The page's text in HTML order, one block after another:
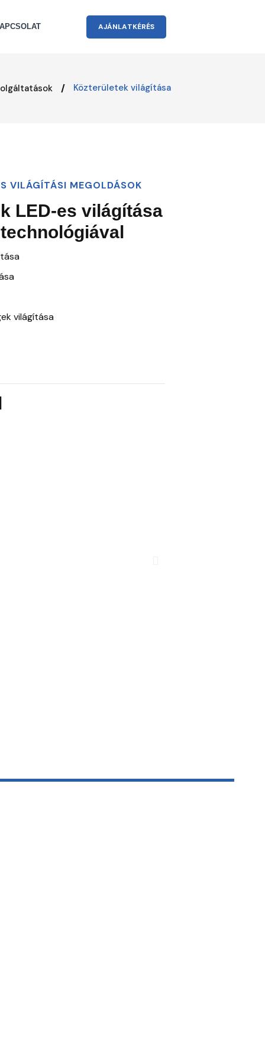
AJÁNLATKÉRÉS
Közterületek világítása
VILÁGÍTÁSI MEGOLDÁSOK
LED-es világítása
világítása